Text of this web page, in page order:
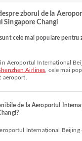
zborul de la
Singapore Changi
cele mai populare pentru
Aeroportul Internațional
Airlines , cele mai
aeroport.
de la Aeroportul